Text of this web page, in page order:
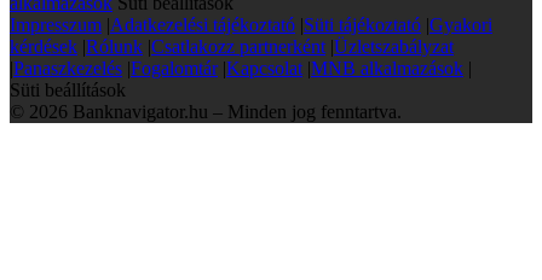
Impresszum |Adatkezelési tájékoztató |Süti tájékoztató |Gyakori
kérdések |Rólunk |Csatlakozz partnerként |Üzletszabályzat
|Panaszkezelés |Fogalomtár |Kapcsolat |MNB alkalmazások |
Süti beállítások
© 2026 Banknavigator.hu – Minden jog fenntartva.